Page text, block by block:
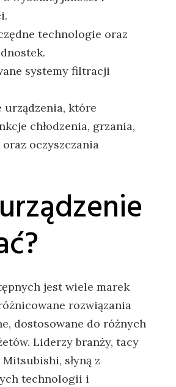
technologie oraz
systemy filtracji
urządzenia, które
chłodzenia, grzania,
oczyszczania
jest wiele marek
rozwiązania
dostosowane do różnych
Liderzy branży, tacy
słyną z
technologii i